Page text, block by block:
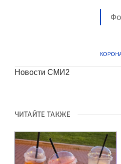
Новости СМИ2
ЧИТАЙТЕ ТАКЖЕ